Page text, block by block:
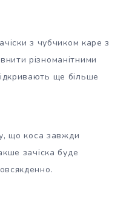
з чубчиком каре з
різноманітними
ще більше
що коса завжди
зачіска буде